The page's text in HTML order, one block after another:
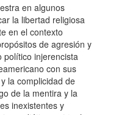
en algunos
la libertad religiosa
en el contexto
de agresión y
político injerencista
con sus
la complicidad de
de la mentira y la
inexistentes y